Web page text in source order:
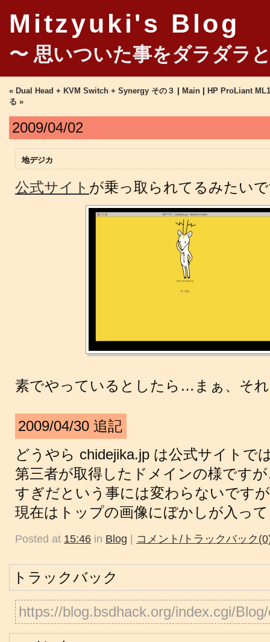
Mitzyuki's Blog
〜 思いついた事をダラダラ
« Dual Head + KVM Switch + Synergy その３ Main
HP ProLiant
る »
2009/04/02
地デジカ
公式サイト が乗っ取られてるみたい
素でやっているとしたら…まぁ、そ
2009/04/30 追記
どうやら chidejika.jp は公式サイトで
第三者が取得したドメインの様です
すぎだという事には変わらないです
現在はトップの画像にぼかしが入っ
Posted at 15:46 in Blog | コメント/トラックバック
トラックバック
https://blog.bsdhack.org/index.cgi/